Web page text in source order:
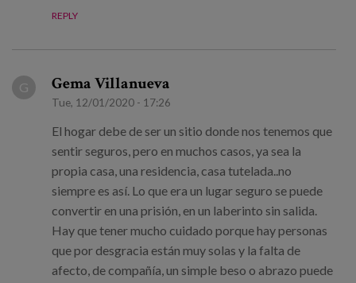
REPLY
G Gema Villanueva
Tue, 12/01/2020 - 17:26
El hogar debe de ser un sitio donde nos tenemos que
sentir seguros, pero en muchos casos, ya sea la
propia casa, una residencia, casa tutelada..no
siempre es así. Lo que era un lugar seguro se puede
convertir en una prisión, en un laberinto sin salida.
Hay que tener mucho cuidado porque hay personas
que por desgracia están muy solas y la falta de
afecto, de compañía, un simple beso o abrazo puede